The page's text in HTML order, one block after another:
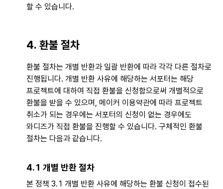
할 수 있습니다.
4. 환불 절차
환불 절차는 개별 반환과 일괄 반환에 따라 각각 다른 절차로
진행됩니다. 개별 반환 사유에 해당하는 서포터는 해당
프로젝트에 대하여 직접 환불을 신청함으로써 개별적으로
환불을 받을 수 있으며, 메이커 이용약관에 따라 프로젝트
취소가 되는 경우에는 서포터의 신청이 없는 경우에도
와디즈가 직접 환불을 진행할 수 있습니다. 구체적인 환불
절차는 다음과 같습니다.
4.1 개별 반환 절차
본 정책 3.1 개별 반환 사유에 해당하는 환불 신청이 접수된